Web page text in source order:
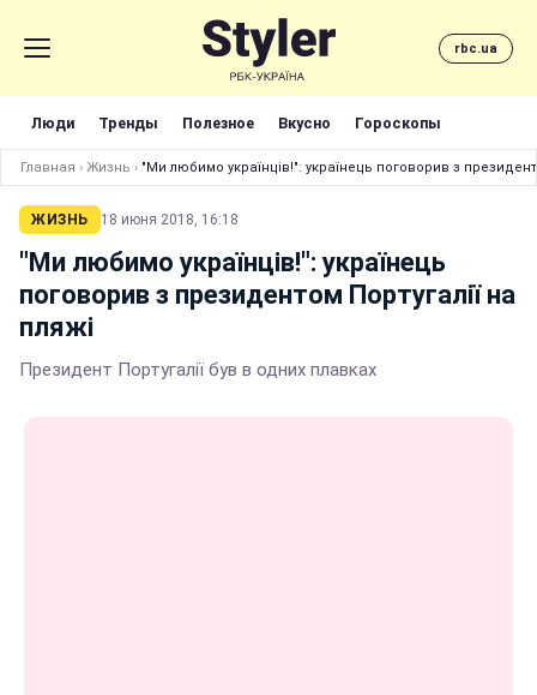
rbc.ua
Люди Тренды Полезное Вкусно Гороскопы
Главная › Жизнь › "Ми любимо українців!": українець поговорив з
ЖИЗНЬ 18 июня 2018, 16:18
"Ми любимо українців!": українець
поговорив з президентом Португалії на
пляжі
Президент Португалії був в одних плавках